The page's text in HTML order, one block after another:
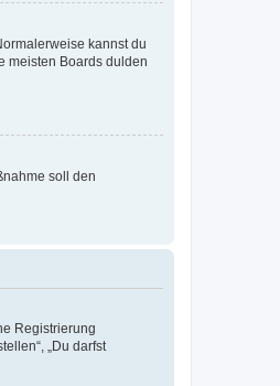
kannst du
meisten Boards dulden
soll den
Registrierung
„Du darfst